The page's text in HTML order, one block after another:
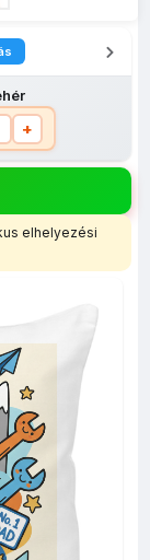
+
szatyor
elhelyezési